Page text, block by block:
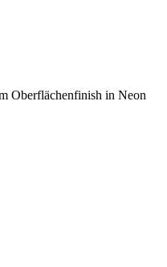
Oberflächenfinish in Neon